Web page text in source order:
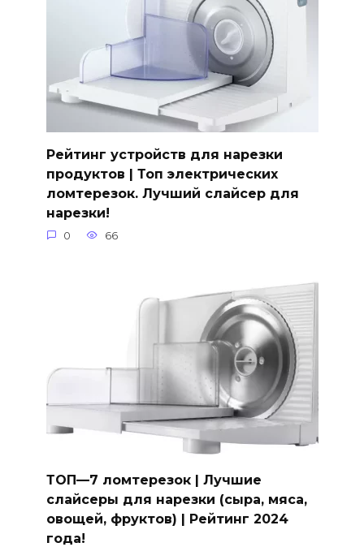
Рейтинг устройств для нарезки
продуктов | Топ электрических
ломтерезок. Лучший слайсер для
нарезки!
0 66
ТОП—7 ломтерезок | Лучшие
слайсеры для нарезки (сыра, мяса,
овощей, фруктов) | Рейтинг 2024
года!